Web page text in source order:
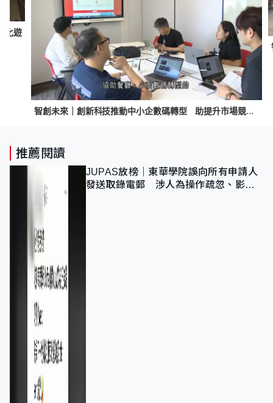
化遊
智創未來｜創新科技推動中小企數碼轉型 助提升市場競爭力
推薦閱讀
JUPAS放榜｜東華學院誤向所有申請人
發送取錄電郵 涉人為操作疏忽、影響